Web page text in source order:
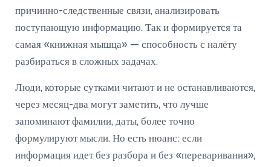
причинно-следственные связи, анализировать
поступающую информацию. Так и формируется та
самая «книжная мышца» — способность с налёту
разбираться в сложных задачах.
Люди, которые сутками читают и не останавливаются,
через месяц-два могут заметить, что лучше
запоминают фамилии, даты, более точно
формулируют мысли. Но есть нюанс: если
информация идет без разбора и без «переваривания»,